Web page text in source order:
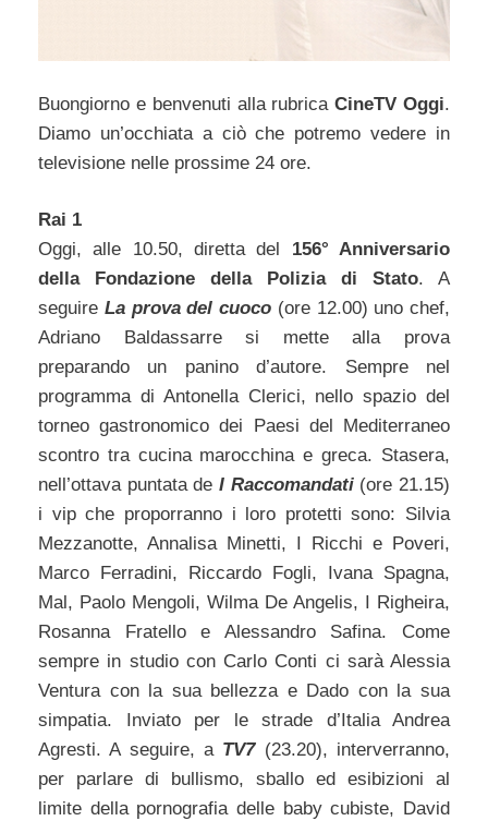
Buongiorno e benvenuti alla rubricaCineTV Oggi.
Diamo un’occhiata a ciò che potremo vedere in
televisione nelle prossime 24 ore.
Rai 1
Oggi, alle 10.50, diretta del 156° Anniversario
della Fondazione della Polizia di Stato. A
seguire La prova del cuoco (ore 12.00) uno chef,
Adriano Baldassarre si mette alla prova
preparando un panino d’autore. Sempre nel
programma di Antonella Clerici, nello spazio del
torneo gastronomico dei Paesi del Mediterraneo
scontro tra cucina marocchina e greca. Stasera,
nell’ottava puntata de I Raccomandati(ore 21.15)
i vip che proporranno i loro protetti sono: Silvia
Mezzanotte, Annalisa Minetti, I Ricchi e Poveri,
Marco Ferradini, Riccardo Fogli, Ivana Spagna,
Mal, Paolo Mengoli, Wilma De Angelis, I Righeira,
Rosanna Fratello e Alessandro Safina. Come
sempre in studio con Carlo Conti ci sarà Alessia
Ventura con la sua bellezza e Dado con la sua
simpatia. Inviato per le strade d’Italia Andrea
Agresti. A seguire, a TV7(23.20), interverranno,
per parlare di bullismo, sballo ed esibizioni al
limite della pornografia delle baby cubiste, David